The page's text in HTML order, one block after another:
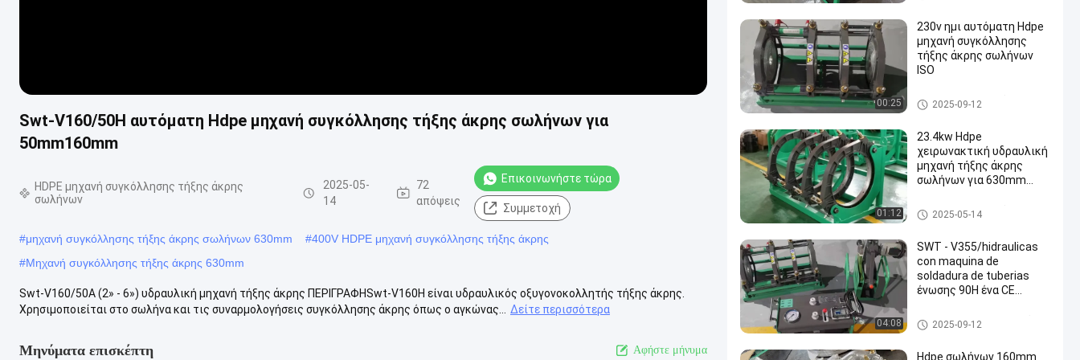
Swt-V160/50H αυτόματη Hdpe μηχανή συγκόλλησης τήξης άκρης σωλήνων για
50mm160mm
HDPE μηχανή συγκόλλησης τήξης άκρης
σωλήνων
2025-05-
14
72
απόψεις
Επικοινωνήστε τώρα
Συμμετοχή
#μηχανή συγκόλλησης τήξης άκρης σωλήνων 630mm #400V HDPE μηχανή συγκόλλησης τήξης άκρης
#Μηχανή συγκόλλησης τήξης άκρης 630mm
Swt-V160/50A (2» - 6») υδραυλική μηχανή τήξης άκρης ΠΕΡΙΓΡΑΦΗSwt-V160H είναι υδραυλικός οξυγονοκολλητής τήξης άκρης.
Χρησιμοποιείται στο σωλήνα και τις συναρμολογήσεις συγκόλλησης άκρης όπως ο αγκώνας...
Δείτε περισσότερα
Μηνύματα επισκέπτη Αφήστε μήνυμα
ήξης άκρης σωλήνων
00:25
230v ημι αυτόματη Hdpe
μηχανή συγκόλλησης
τήξης άκρης σωλήνων
ISO
HDPE μηχανή συγκόλλησης τ
ήξης άκρης σωλήνων
2025-09-12
01:12
23.4kw Hdpe
χειρωνακτική υδραυλική
μηχανή τήξης άκρης
σωλήνων για 630mm
HDPE μηχανή συγκόλλησης τ
ήξης άκρης σωλήνων
2025-05-14
04:08
SWT - V355/hidraulicas
con maquina de
soldadura de tuberias
ένωσης 90H ένα CE
Υδραυλική μηχανή συγκόλλη
σης τήξης άκρης
2025-09-12
Hdpe σωλήνων 160mm